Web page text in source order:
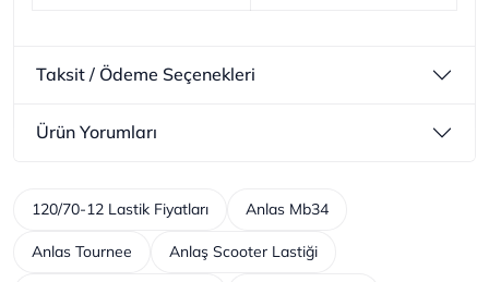
Taksit / Ödeme Seçenekleri
Ürün Yorumları
120/70-12 Lastik Fiyatları Anlas Mb34
Anlas Tournee Anlaş Scooter Lastiği